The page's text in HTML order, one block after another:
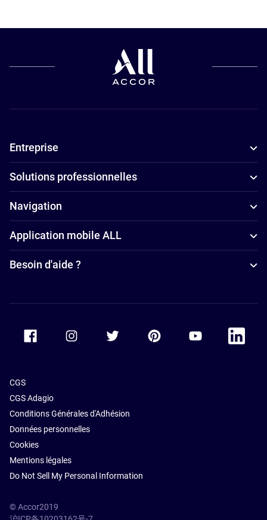
adaptés aux
Brive La
Gaillarde
Entreprise
Solutions professionnelles
Navigation
Application mobile ALL
Besoin d'aide ?
Accor Facebook Accor TwitterAccor PinterestAccor Youtube
Accor
CGS
CGS Adagio
Conditions Générales d'Adhésion
Données personnelles
Cookies
Mentions légales
Do Not Sell My Personal Information
© Accor2019